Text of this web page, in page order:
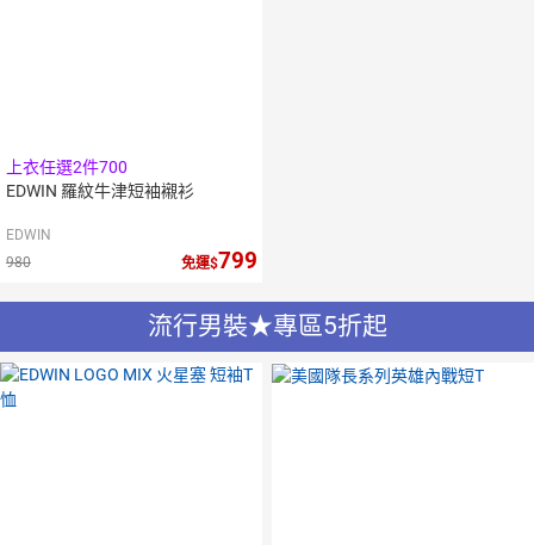
上衣任選2件700
EDWIN 羅紋牛津短袖襯衫
EDWIN
980
免運 799
流行男裝★專區5折起